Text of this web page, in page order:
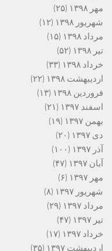
مهر ۱۳۹۸
(۲۵)
شهریور ۱۳۹۸
(۱۲)
مرداد ۱۳۹۸
(۱۵)
تیر ۱۳۹۸
(۵۲)
خرداد ۱۳۹۸
(۳۳)
اردیبهشت ۱۳۹۸
(۲۲)
فروردین ۱۳۹۸
(۱۳)
اسفند ۱۳۹۷
(۲۱)
بهمن ۱۳۹۷
(۱۹)
دی ۱۳۹۷
(۲۰)
آذر ۱۳۹۷
(۱۰۰)
آبان ۱۳۹۷
(۴۷)
مهر ۱۳۹۷
(۶)
شهریور ۱۳۹۷
(۸)
مرداد ۱۳۹۷
(۲۹)
تیر ۱۳۹۷
(۴۷)
خرداد ۱۳۹۷
(۱۷)
اردیبهشت ۱۳۹۷
(۳۵)